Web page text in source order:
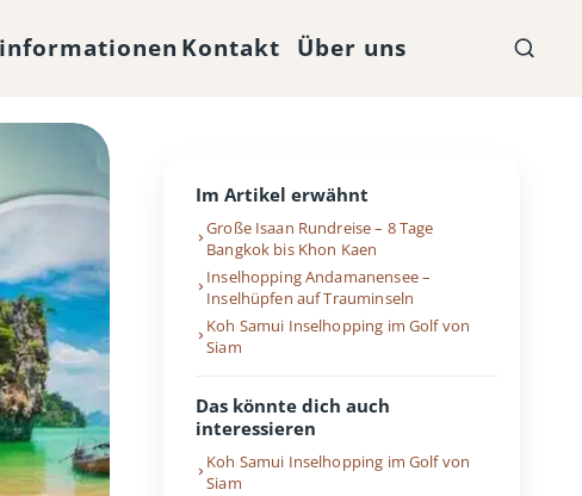
Kontakt Über uns
Im Artikel erwähnt
Große Isaan Rundreise – 8 Tage
Bangkok bis Khon Kaen
Inselhopping Andamanensee –
Inselhüpfen auf Trauminseln
Koh Samui Inselhopping im Golf von
Siam
Das könnte dich auch
interessieren
Koh Samui Inselhopping im Golf von
Siam